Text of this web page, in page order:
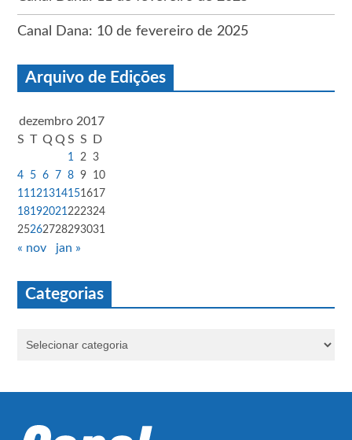
Canal Dana: 10 de fevereiro de 2025
Arquivo de Edições
dezembro 2017
S T Q Q S S D
1 2
3
4
5 6 7 8 9
10
11 121314151617
18192021 222324
25262728293031
« nov jan »
Categorias